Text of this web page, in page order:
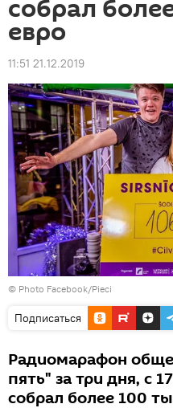
собрал
евро
11:51 21.12.2019
© Photo Facebook/Pieci
Подписаться
Радиомарафон
пять" за три дня, с
собрал более 100